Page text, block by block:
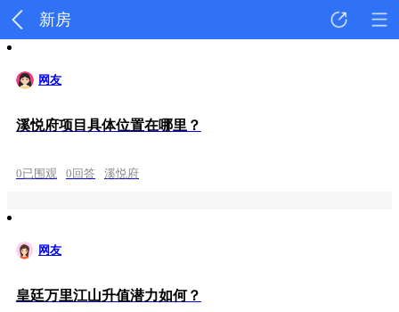
新房
网友
溪悦府项目具体位置在哪里？
0已围观 0回答 溪悦府
网友
皇廷万里江山升值潜力如何？